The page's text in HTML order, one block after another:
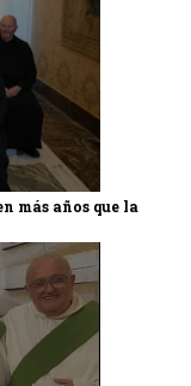
más años que la